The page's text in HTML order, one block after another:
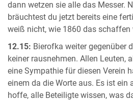
dann wetzen sie alle das Messer.
bräuchtest du jetzt bereits eine
weiß nicht, wie 1860 das schaffen
12.15: Bierofka weiter gegenüber
keiner rausnehmen. Allen Leuten,
eine Sympathie für diesen Verein
einem da die Worte aus. Es ist ein
hoffe, alle Beteiligte wissen, was